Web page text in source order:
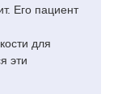
Его пациент
для
эти